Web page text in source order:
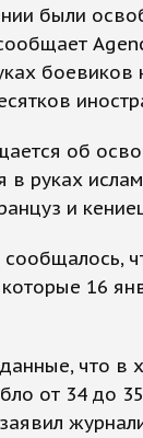
были
боевиков
об
в руках
и
сообщалось,
16
что в
от 34 до